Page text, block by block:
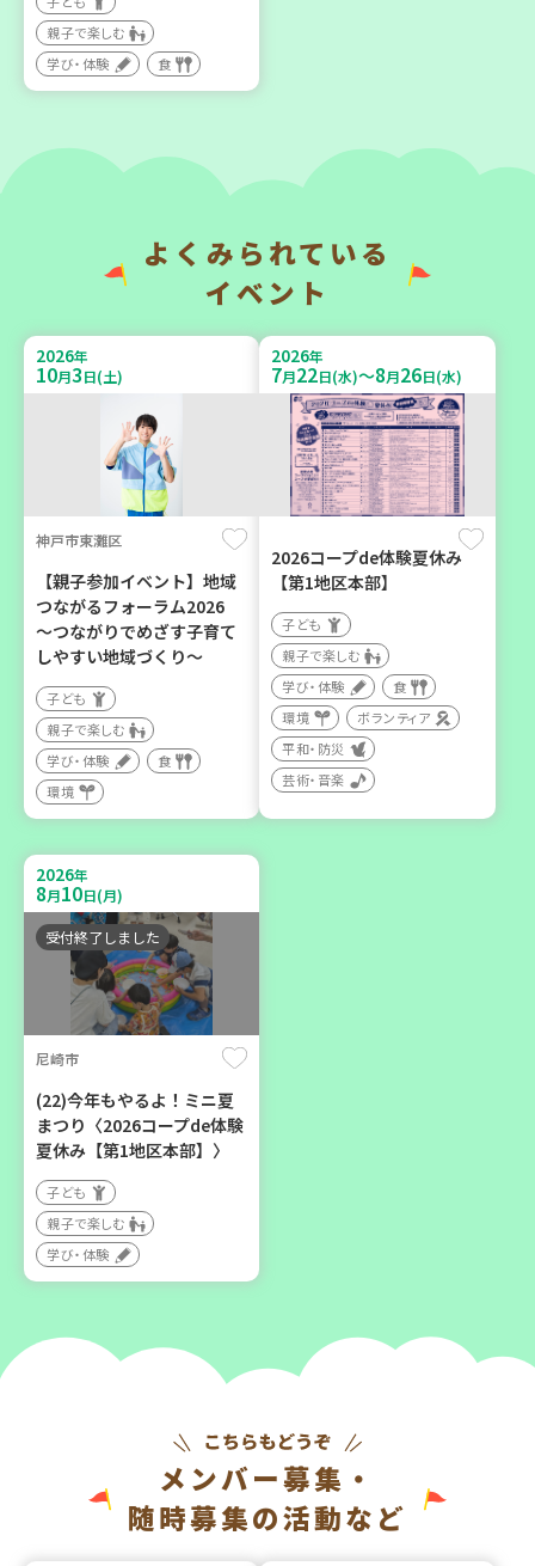
【第3地区本部】住み慣れた
地域で暮らしたい 「コープ
くらしの助け合いの会」
ボランティア
日(月) 9月26日(土)
「フードドライブ」集中受
ボランティア
2026年
9 月24日(木)
神戸市東灘区
【第3地区本部】地域のつど
い場で憩いのひとときを
（第4木曜日に開催）
カフェ・つどい場
2026年
9月6日(日)
西宮市
野菜を食べよう！ベジ活キ
ャンペーン【第２地区】
子ども
親子で楽しむ
学び・体験
食
親子で楽しむ
学び・体験
食
よくみられている
イベント
2026年
10月3日(土)
神戸市東灘区
【親子参加イベント】地域
つながるフォーラム2026
～つながりでめざす子育て
しやすい地域づくり～
子ども
親子で楽しむ
学び・体験
食
環境
2026年
7月22日(水)～8月26日(水)
2026コープde体験夏休み
【第1地区本部】
子ども
親子で楽しむ
学び・体験
食
環境
ボランティア
平和・防災
芸術・音楽
2026年
8月10日(月)
受付終了しました
尼崎市
(22)今年もやるよ！ミニ夏
まつり〈2026コープde体験
夏休み【第1地区本部】〉
子ども
親子で楽しむ
学び・体験
メンバー募集・
随時募集の活動など